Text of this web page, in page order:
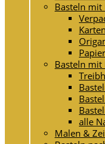
Basteln mit
Basteln
alle
Malen &